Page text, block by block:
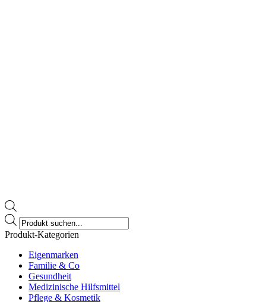
Products
search
Produkt-Kategorien
Eigenmarken
Familie & Co
Gesundheit
Medizinische Hilfsmittel
Pflege & Kosmetik